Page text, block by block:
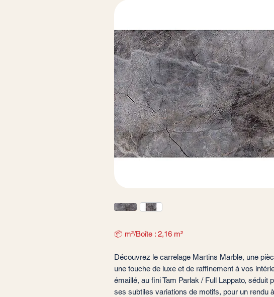
📦 m²/Boîte : 2,16 m²
Découvrez le carrelage Martins Marble, une
une touche de luxe et de raffinement à vos
émaillé, au fini Tam Parlak / Full Lappato, séduit
ses subtiles variations de motifs, pour un rendu